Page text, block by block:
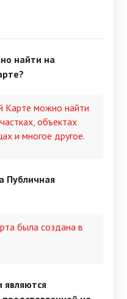
найти на
Карте можно найти
объектах
и многое другое.
Публичная
была создана в
являются